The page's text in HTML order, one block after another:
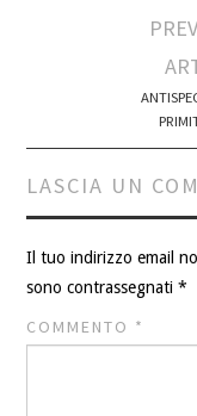
LASCIA UN
Il tuo indirizzo email
sono contrassegnati*
COMMENTO *